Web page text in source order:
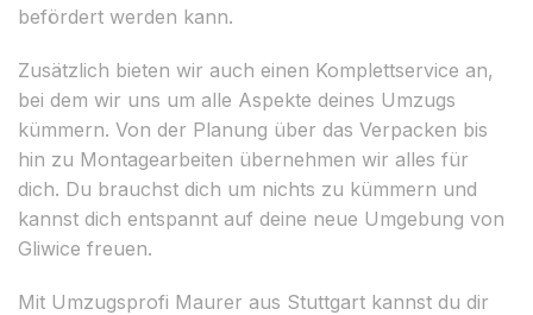
befördert werden kann.
Zusätzlich bieten wir auch einen Komplettservice an,
bei dem wir uns um alle Aspekte deines Umzugs
kümmern. Von der Planung über das Verpacken bis
hin zu Montagearbeiten übernehmen wir alles für
dich. Du brauchst dich um nichts zu kümmern und
kannst dich entspannt auf deine neue Umgebung von
Gliwice freuen.
Mit Umzugsprofi Maurer aus Stuttgart kannst du dir